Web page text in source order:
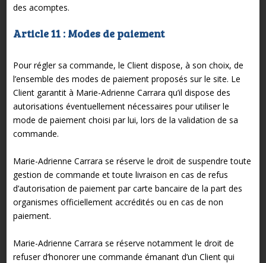
des acomptes.
Article 11 : Modes de paiement
Pour régler sa commande, le Client dispose, à son choix, de
l’ensemble des modes de paiement proposés sur le site. Le
Client garantit à Marie-Adrienne Carrara qu’il dispose des
autorisations éventuellement nécessaires pour utiliser le
mode de paiement choisi par lui, lors de la validation de sa
commande.
Marie-Adrienne Carrara se réserve le droit de suspendre toute
gestion de commande et toute livraison en cas de refus
d’autorisation de paiement par carte bancaire de la part des
organismes officiellement accrédités ou en cas de non
paiement.
Marie-Adrienne Carrara se réserve notamment le droit de
refuser d’honorer une commande émanant d’un Client qui